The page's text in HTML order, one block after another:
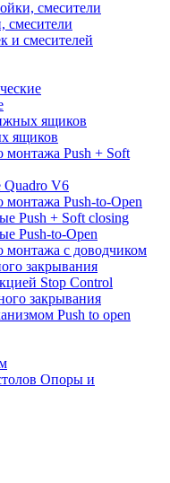
смесители
и смесителей
ящиков
Push + Soft
V6
Push-to-Open
Push + Soft closing
Push-to-Open
с доводчиком
закрывания
Stop Control
закрывания
Push to open
Опоры и